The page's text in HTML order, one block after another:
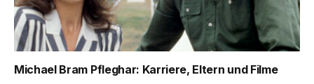
Michael Bram Pfleghar: Karriere, Eltern und Filme